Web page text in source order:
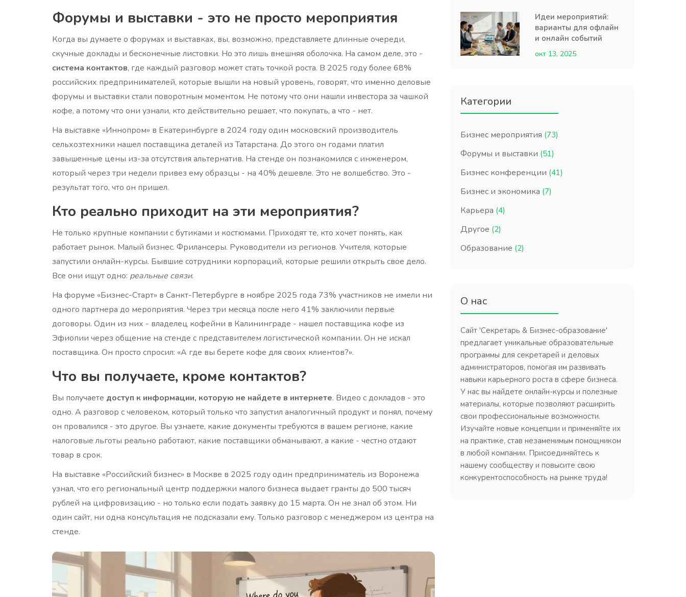
Форумы и выставки - это не просто мероприятия
Когда вы думаете о форумах и выставках, вы, возможно, представляете длинные очереди,
скучные доклады и бесконечные листовки. Но это лишь внешняя оболочка. На самом деле, это -
система контактов, где каждый разговор может стать точкой роста. В 2025 году более 68%
российских предпринимателей, которые вышли на новый уровень, говорят, что именно деловые
форумы и выставки стали поворотным моментом. Не потому что они нашли инвестора за чашкой
кофе, а потому что они узнали, кто действительно решает, что покупать, а что - нет.
На выставке «Иннопром» в Екатеринбурге в 2024 году один московский производитель
сельхозтехники нашел поставщика деталей из Татарстана. До этого он годами платил
завышенные цены из-за отсутствия альтернатив. На стенде он познакомился с инженером,
который через три недели привез ему образцы - на 40% дешевле. Это не волшебство. Это -
результат того, что он пришел.
Кто реально приходит на эти мероприятия?
Не только крупные компании с бутиками и костюмами. Приходят те, кто хочет понять, как
работает рынок. Малый бизнес. Фрилансеры. Руководители из регионов. Учителя, которые
запустили онлайн-курсы. Бывшие сотрудники корпораций, которые решили открыть свое дело.
Все они ищут одно: реальные связи.
На форуме «Бизнес-Старт» в Санкт-Петербурге в ноябре 2025 года 73% участников не имели ни
одного партнера до мероприятия. Через три месяца после него 41% заключили первые
договоры. Один из них - владелец кофейни в Калининграде - нашел поставщика кофе из
Эфиопии через общение на стенде с представителем логистической компании. Он не искал
поставщика. Он просто спросил: «А где вы берете кофе для своих клиентов?».
Что вы получаете, кроме контактов?
Вы получаете доступ к информации, которую не найдете в интернете. Видео с докладов - это
одно. А разговор с человеком, который только что запустил аналогичный продукт и понял, почему
он провалился - это другое. Вы узнаете, какие документы требуются в вашем регионе, какие
налоговые льготы реально работают, какие поставщики обманывают, а какие - честно отдают
товар в срок.
На выставке «Российский бизнес» в Москве в 2025 году один предприниматель из Воронежа
узнал, что его региональный центр поддержки малого бизнеса выдает гранты до 500 тысяч
рублей на цифровизацию - но только если подать заявку до 15 марта. Он не знал об этом. Ни
один сайт, ни одна консультация не подсказали ему. Только разговор с менеджером из центра на
стенде.
Идеи мероприятий:
варианты для офлайн
и онлайн событий
окт 13, 2025
Категории
Бизнес мероприятия (73)
Форумы и выставки (51)
Бизнес конференции (41)
Бизнес и экономика (7)
Карьера (4)
Другое (2)
Образование (2)
О нас
Сайт 'Секретарь & Бизнес-образование'
предлагает уникальные образовательные
программы для секретарей и деловых
администраторов, помогая им развивать
навыки карьерного роста в сфере бизнеса.
У нас вы найдете онлайн-курсы и полезные
материалы, которые позволяют расширить
свои профессиональные возможности.
Изучайте новые концепции и применяйте их
на практике, став незаменимым помощником
в любой компании. Присоединяйтесь к
нашему сообществу и повысите свою
конкурентоспособность на рынке труда!